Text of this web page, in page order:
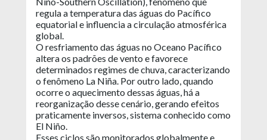
regula a temperatura das águas do Pacífico
equatorial e influencia a circulação atmosférica
global.
O resfriamento das águas no Oceano Pacífico
altera os padrões de vento e favorece
determinados regimes de chuva, caracterizando
o fenômeno La Niña. Por outro lado, quando
ocorre o aquecimento dessas águas, há a
reorganização desse cenário, gerando efeitos
praticamente inversos, sistema conhecido como
El Niño.
Esses ciclos são monitorados globalmente e